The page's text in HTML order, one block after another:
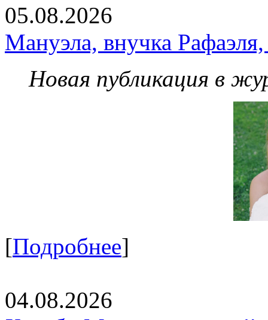
05.08.2026
Мануэла, внучка
Новая публикация в
[Подробнее]
04.08.2026